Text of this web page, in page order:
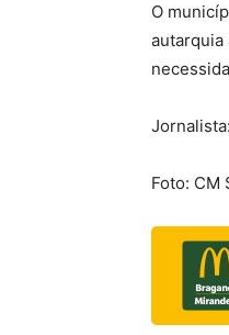
O
autarquia
Foto: CM